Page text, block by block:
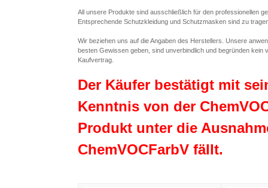
All unsere Produkte sind ausschließlich für den professionellen
Entsprechende Schutzkleidung und Schutzmasken sind zu
Wir beziehen uns auf die Angaben des Herstellers. Unsere
besten Gewissen geben, sind unverbindlich und begründen
Kaufvertrag.
Der Käufer bestätigt mit
Kenntnis von der
Produkt unter die
ChemVOCFarbV fällt.